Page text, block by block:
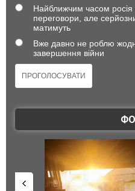
Найближчим часом
переговори, але
матимуть
Вже давно не роблю
завершення війни